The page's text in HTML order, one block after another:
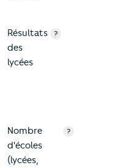
Résultats
des
lycées
?
Nombre
d'écoles
(lycées,
?